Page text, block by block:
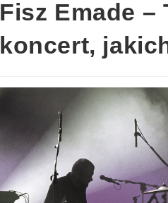
Fisz Emade –
koncert,